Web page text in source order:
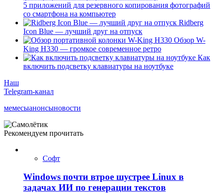
5 приложений для резервного копирования фотографий
со смартфона на компьютер
Ridberg
Icon Blue — лучший друг на отпуск
Обзор W-
King H330 — громкое современное ретро
Как
включить подсветку клавиатуры на ноутбуке
Наш
Telegram-канал
мемесыанонсыновости
Рекомендуем прочитать
Софт
Windows почти втрое шустрее Linux в
задачах ИИ по генерации текстов